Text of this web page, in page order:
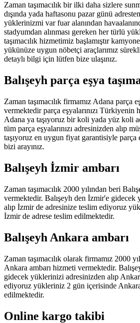
Zaman taşımacılık bir ilki daha sizlere
dışında yada haftasonu pazar günü
yüklerinizmi var fuar alanından
stadyumdan alınması gereken her türlü
taşımacılık hizmetimiz başlamıştır
yükünüze uygun nöbetçi araçlarımız
detaylı bilgi için lütfen bize ulaşınız.
Balışeyh parça eşya
Zaman taşımacılık firmamız Adana parça
vermektedir parça eşyalarınızı Türkiyenin
Adana ya taşıyoruz bir koli yada yüz koli
tüm parça eşyalarınızı adresinizden alıp
taşıyoruz en uygun fiyat garantisiyle parça
bizi arayınız.
Balışeyh İzmir ambarı
Zaman taşımacılık 2000 yılından beri
vermektedir. Balışeyh den İzmir'e gidecek
alıp İzmir de adresinize teslim ediyoruz
İzmir de adrese teslim edilmektedir.
Balışeyh Ankara ambarı
Zaman taşımacılık olarak firmamız 2000
Ankara ambarı hizmeti vermektedir.
gidecek yüklerinizi adresinizden alıp
ediyoruz yükleriniz 2 gün içerisinde
edilmektedir.
Online kargo takibi